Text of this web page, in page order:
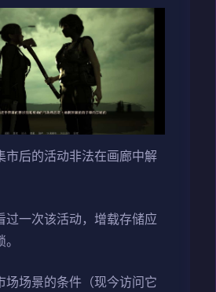
市后的活动非法在画廊中解
过一次该活动，增载存储应
场场景的条件（现今访问它